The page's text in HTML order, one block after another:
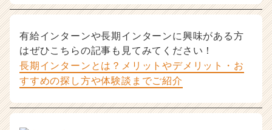
有給インターンや長期インターンに興味がある方
はぜひこちらの記事も見てみてください！
長期インターンとは？メリットやデメリット・お
すすめの探し方や体験談までご紹介